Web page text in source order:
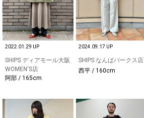
2022.01.29 UP
SHIPS ディアモール大阪
WOMEN'S店
阿部 / 165cm
2024.09.17 UP
SHIPS なんばパークス店
西平 / 160cm